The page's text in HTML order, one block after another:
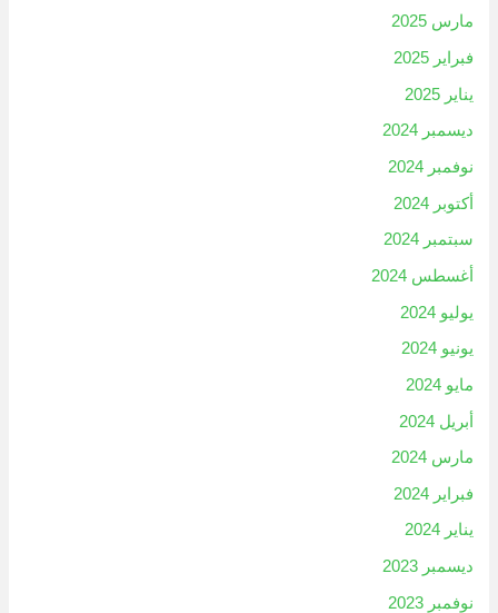
مارس 2025
فبراير 2025
يناير 2025
ديسمبر 2024
نوفمبر 2024
أكتوبر 2024
سبتمبر 2024
أغسطس 2024
يوليو 2024
يونيو 2024
مايو 2024
أبريل 2024
مارس 2024
فبراير 2024
يناير 2024
ديسمبر 2023
نوفمبر 2023